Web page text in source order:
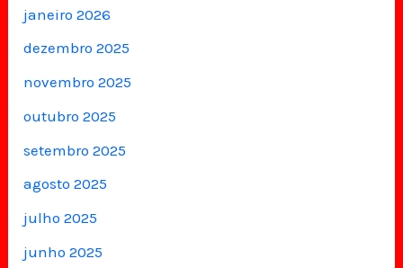
janeiro 2026
dezembro 2025
novembro 2025
outubro 2025
setembro 2025
agosto 2025
julho 2025
junho 2025